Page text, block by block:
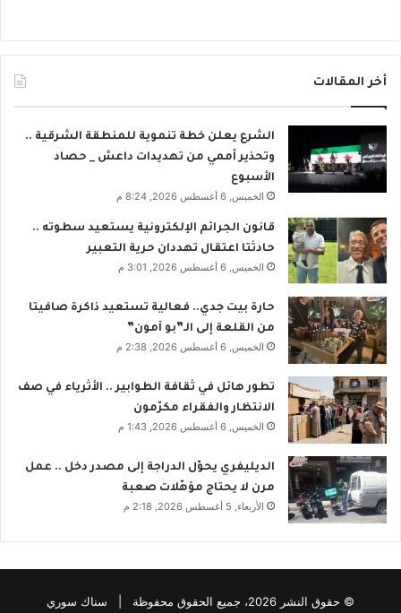
أخر المقالات
الشرع يعلن خطة تنموية للمنطقة الشرقية ..
وتحذير أممي من تهديدات داعش _ حصاد
الأسبوع
الخميس, 6 أغسطس 2026, 8:24 م
قانون الجرائم الإلكترونية يستعيد سطوته ..
حادثتا اعتقال تهددان حرية التعبير
الخميس, 6 أغسطس 2026, 3:01 م
حارة بيت جدي.. فعالية تستعيد ذاكرة صافيتا
من القلعة إلى الـ”بو آمون”
الخميس, 6 أغسطس 2026, 2:38 م
تطور هائل في ثقافة الطوابير .. الأثرياء في صف
الانتظار والفقراء مكرّمون
الخميس, 6 أغسطس 2026, 1:43 م
الديليفري يحوّل الدراجة إلى مصدر دخل .. عمل
مرن لا يحتاج مؤهّلات صعبة
الأربعاء, 5 أغسطس 2026, 2:18 م
© حقوق النشر 2026، جميع الحقوق محفوظة | سناك سوري